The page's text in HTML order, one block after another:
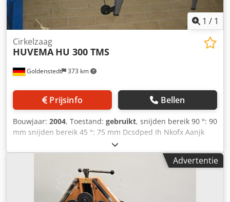
1 / 1
Goldenstedt 373 km
Cirkelzaag
HUVEMA HU 300 TMS
Prijsinfo Bellen
Bouwjaar: 2004, Toestand: gebruikt, snijden bereik 90 °: 90
mm snijden bereik 45 °: 75 mm Dcsdped Ih Nkofx Aanjk
Zag blad diameter 315 mm Tabel Afmetingen 800 x
500/400 mm Blade zag 30 mm machine gewicht ab. 45 kg
Advertentie